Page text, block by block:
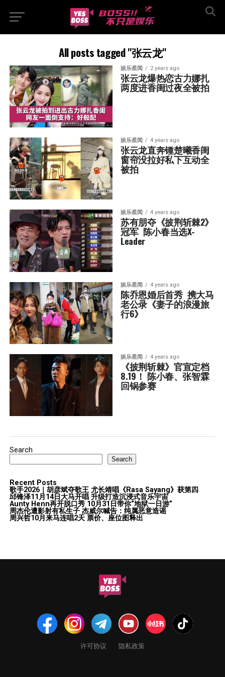
All posts tagged "张云龙"
娱乐星闻 2 years ago
张云龙爆热恋古力娜扎
两度进香闺过夜全被拍
娱乐星闻 4 years ago
张云龙直奔锺楚曦香闺
窗帘没拉好私下互动全
被拍
娱乐星闻 4 years ago
苏有朋夺《披荆斩棘2》
冠军  陈小春当选X-
Leader
娱乐星闻 4 years ago
陈乔恩婚后首秀  携大马
老公录《妻子的浪漫旅
行6》
娱乐星闻 4 years ago
《披荆斩棘》官宣定档
8.19！ 陈小春、张智霖
回锅参赛
Search
Search
Recent Posts
歌手2026｜胡彦斌夺歌王 尤长靖唱《Rasa Sayang》获第四
邱锋泽11月14日大马开唱 升级打造沉浸式音乐宇宙
Aunty Henn再开脱口秀 10月31日带你“地狱一日游”
周杰伦遭影射有私生子 杰威尔喊告：纯属恶意造谣
周兴哲10月来马连唱2天 票价、座位图释出
许可协议 隐私政策